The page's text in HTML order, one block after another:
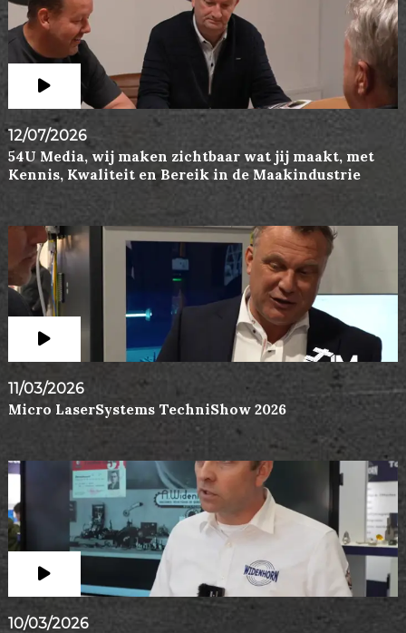
12/07/2026
54U Media, wij maken zichtbaar wat jij maakt, met
Kennis, Kwaliteit en Bereik in de Maakindustrie
11/03/2026
Micro LaserSystems TechniShow 2026
10/03/2026